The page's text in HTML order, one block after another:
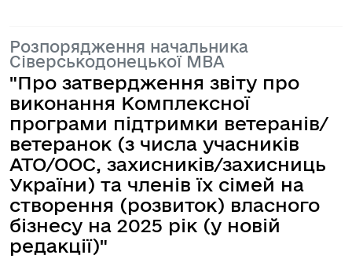
Розпорядження начальника
Сіверськодонецької МВА
"Про затвердження звіту про
виконання Комплексної
програми підтримки ветеранів/
ветеранок (з числа учасників
АТО/ООС, захисників/захисниць
України) та членів їх сімей на
створення (розвиток) власного
бізнесу на 2025 рік (у новій
редакції)"